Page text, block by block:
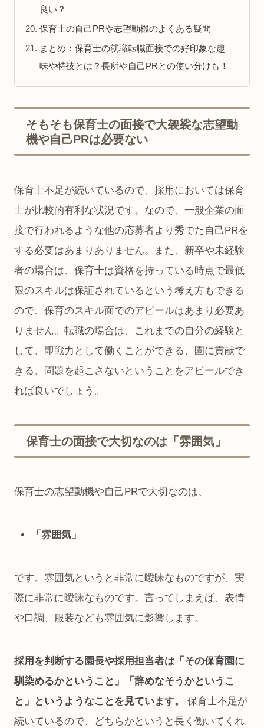
良い？
保育士の自己PRや志望動機のよくある疑問
まとめ：保育士の就職転職面接での好印象な趣
味や特技とは？長所や自己PRとの使い分けも！
そもそも保育士の面接で大袈裟な志望動
機や自己PRは必要ない
保育士不足が続いているので、採用においては保育
士が比較的有利な状況です。なので、一般企業の面
接で行われるような他の応募者より秀でた自己PRを
する必要はあまりありません。また、新卒や未経験
者の場合は、保育士は資格を持っている時点で最低
限のスキルは保証されているという考え方もできる
ので、保育のスキル面でのアピールはあまり必要あ
りません。転職の場合は、これまでの自分の経験と
して、即戦力として働くことができる、園に貢献で
きる、問題を起こさないということをアピールでき
れば良いでしょう。
保育士の面接で大切なのは「雰囲気」
保育士の志望動機や自己PRで大切なのは、
「雰囲気」
です。雰囲気というと非常に曖昧なものですが、実
際に非常に曖昧なものです。言ってしまえば、表情
や口調、服装なども雰囲気に影響します。
採用を判断する園長や採用担当者は「その保育園に
馴染めるかということ」「辞めなそうかというこ
と」というようなことを見ています。
保育士不足が
続いているので、どちらかというと長く働いてくれ